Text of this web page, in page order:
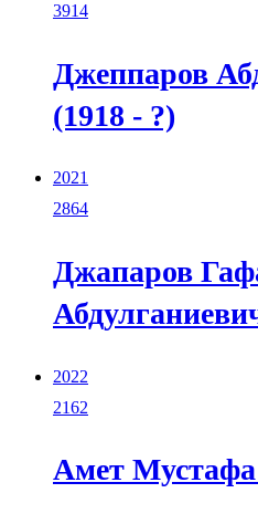
3914
Джеппаров
(1918 - ?)
2021
2864
Джапаров
2022
2162
Амет Мустафа